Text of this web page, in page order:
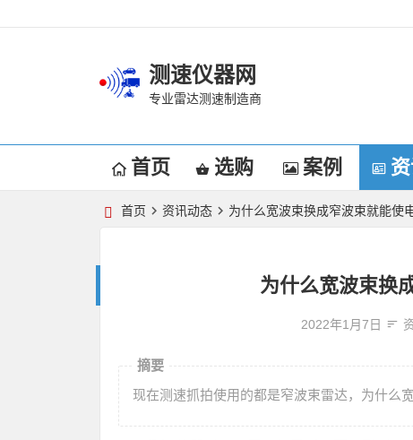
测速仪器网
专业雷达测速制造商
首页 选购 案例
首页 资讯动态 为什么宽波束换成窄波束就能使
为什么宽波束换
2022年1月7日
摘要
现在测速抓拍使用的都是窄波束雷达，为什么